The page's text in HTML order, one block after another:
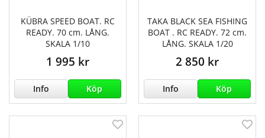
KÜBRA SPEED BOAT. RC
READY. 70 cm. LÅNG.
SKALA 1/10
1 995 kr
Info Köp
TAKA BLACK SEA FISHING
BOAT . RC READY. 72 cm.
LÅNG. SKALA 1/20
2 850 kr
Info Köp